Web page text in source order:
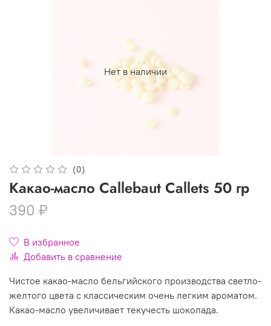
Нет в наличии
(0)
Какао-масло Callebaut Callets 50 гр
390 ₽
В избранное
Добавить в сравнение
Чистое какао-масло бельгийского производства светло-
желтого цвета с классическим очень легким ароматом.
Какао-масло увеличивает текучесть шоколада.